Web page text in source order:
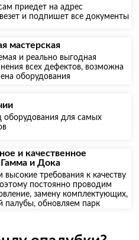
приедет на адрес
и подпишет все документы
мастерская
и реально выгодная
всех дефектов, возможна
оборудования
для самых
и качественное
и Дока
требования к качеству
постоянно проводим
замену комплектующих,
палубы, обновляем парк